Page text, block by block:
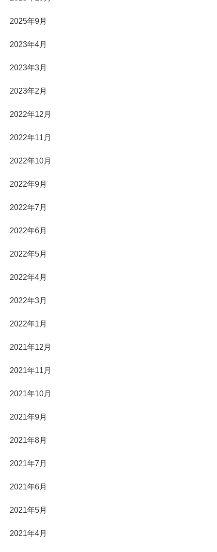
2025年9月
2023年4月
2023年3月
2023年2月
2022年12月
2022年11月
2022年10月
2022年9月
2022年7月
2022年6月
2022年5月
2022年4月
2022年3月
2022年1月
2021年12月
2021年11月
2021年10月
2021年9月
2021年8月
2021年7月
2021年6月
2021年5月
2021年4月